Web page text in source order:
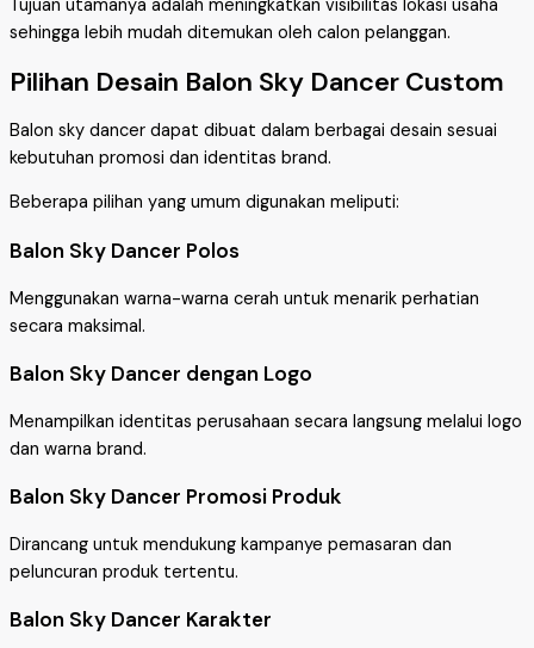
Tujuan utamanya adalah meningkatkan visibilitas lokasi usaha
sehingga lebih mudah ditemukan oleh calon pelanggan.
Pilihan Desain Balon Sky Dancer Custom
Balon sky dancer dapat dibuat dalam berbagai desain sesuai
kebutuhan promosi dan identitas brand.
Beberapa pilihan yang umum digunakan meliputi:
Balon Sky Dancer Polos
Menggunakan warna-warna cerah untuk menarik perhatian
secara maksimal.
Balon Sky Dancer dengan Logo
Menampilkan identitas perusahaan secara langsung melalui logo
dan warna brand.
Balon Sky Dancer Promosi Produk
Dirancang untuk mendukung kampanye pemasaran dan
peluncuran produk tertentu.
Balon Sky Dancer Karakter